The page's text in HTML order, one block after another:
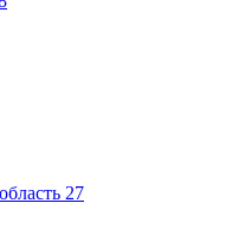
27